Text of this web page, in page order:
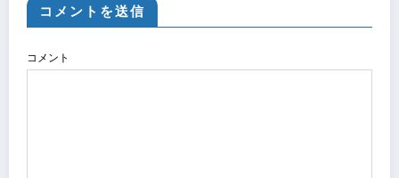
コメントを送信
コメント